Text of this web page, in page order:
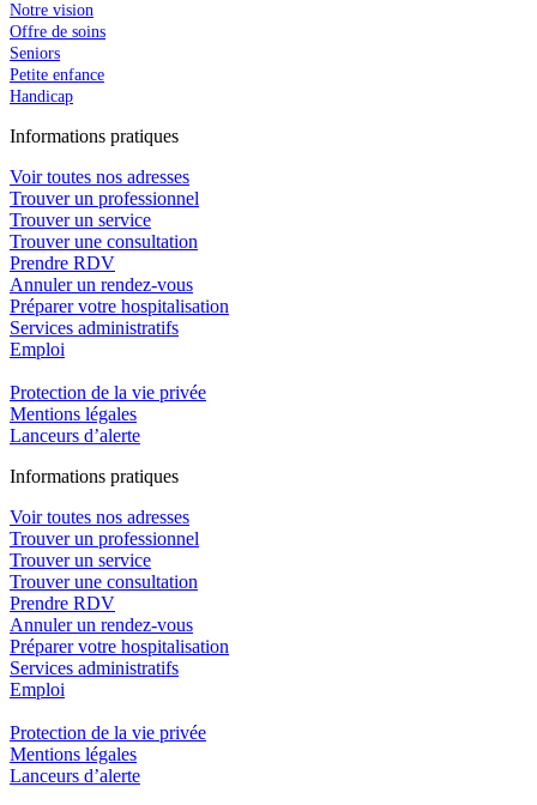
Notre vision
Offre de soins
Seniors
Petite enfance
Handicap
Informations pratiques
Voir toutes nos adresses
Trouver un professionnel
Trouver un service
Trouver une consultation
Prendre RDV
Annuler un rendez-vous
Préparer votre hospitalisation
Services administratifs
Emploi​
Protection de la vie privée
Mentions légales
Lanceurs d’alerte
Informations pratiques
Voir toutes nos adresses
Trouver un professionnel
Trouver un service
Trouver une consultation
Prendre RDV
Annuler un rendez-vous
Préparer votre hospitalisation
Services administratifs
Emploi​
Protection de la vie privée
Mentions légales
Lanceurs d’alerte